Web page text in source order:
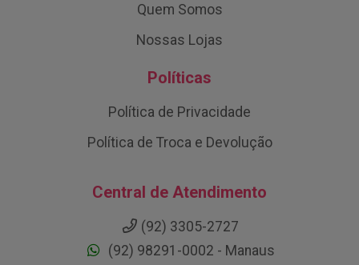
Quem Somos
Nossas Lojas
Políticas
Política de Privacidade
Política de Troca e Devolução
Central de Atendimento
(92) 3305-2727
(92) 98291-0002 - Manaus